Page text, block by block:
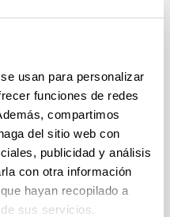
usan para personalizar
funciones de redes
compartimos
del sitio web con
publicidad y análisis
con otra información
hayan recopilado a
sus servicios.
Comunitario
y del Empleo
Jurídica /
of Law
Internacional
y Performativo